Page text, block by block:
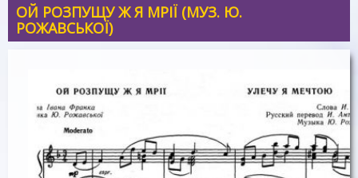
ОЙ РОЗПУЩУ Ж Я МРІЇ (МУЗ. Ю.
РОЖАВСЬКОЇ)